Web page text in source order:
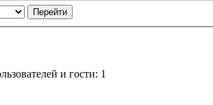
и гости: 1